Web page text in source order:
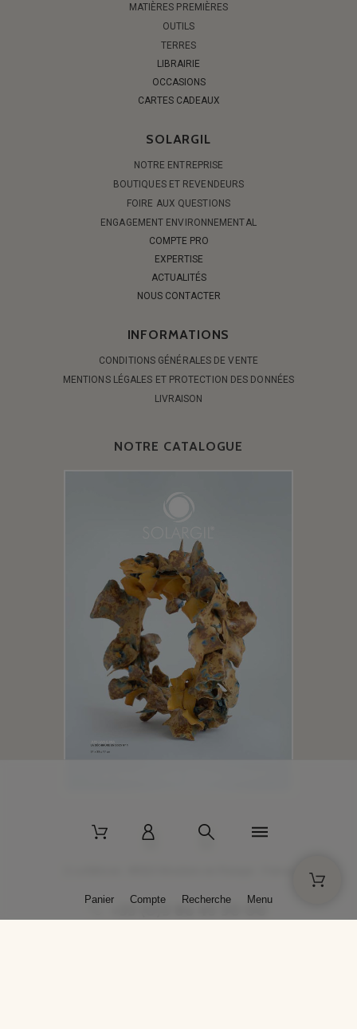
MATIÈRES PREMIÈRES
OUTILS
TERRES
LIBRAIRIE
OCCASIONS
CARTES CADEAUX
SOLARGIL
NOTRE ENTREPRISE
BOUTIQUES ET REVENDEURS
FOIRE AUX QUESTIONS
ENGAGEMENT ENVIRONNEMENTAL
COMPTE PRO
EXPERTISE
ACTUALITÉS
NOUS CONTACTER
INFORMATIONS
CONDITIONS GÉNÉRALES DE VENTE
MENTIONS LÉGALES ET PROTECTION DES DONNÉES
LIVRAISON
NOTRE CATALOGUE
+33 (0)3 86 45 50 00
Panier Compte Recherche Menu